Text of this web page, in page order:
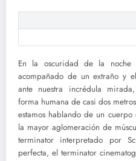
En la oscuridad de la noche
acompañado de un extraño y
ante nuestra incrédula
forma humana de casi dos
estamos hablando de un
la mayor aglomeración de
terminator interpretado por
perfecta, el terminator